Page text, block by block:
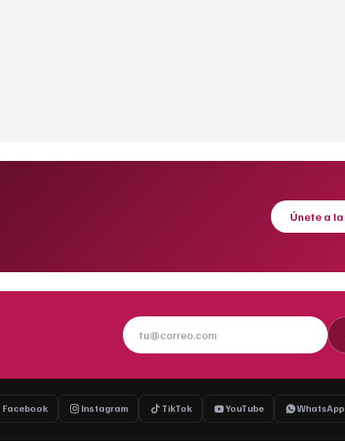
Únete a
Facebook Instagram TikTok YouTube WhatsApp